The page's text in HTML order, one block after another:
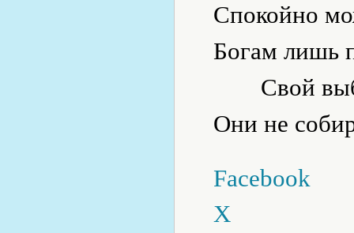
Спокойно
Богам лишь
Свой
Они не
Facebook
X